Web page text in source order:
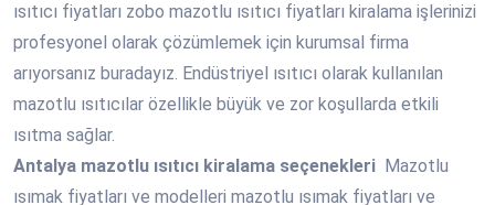
ısıtıcı fiyatları zobo mazotlu ısıtıcı fiyatları kiralama işlerinizi
profesyonel olarak çözümlemek için kurumsal firma
arıyorsanız buradayız. Endüstriyel ısıtıcı olarak kullanılan
mazotlu ısıtıcılar özellikle büyük ve zor koşullarda etkili
ısıtma sağlar.
Antalya mazotlu ısıtıcı kiralama seçenekleri Mazotlu
ısımak fiyatları ve modelleri mazotlu ısımak fiyatları ve